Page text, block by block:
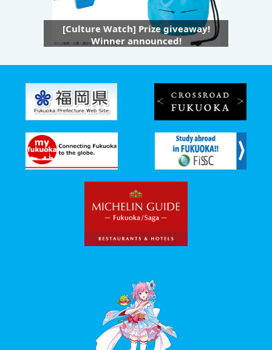
[Culture Watch] Prize giveaway!
Winner announced!